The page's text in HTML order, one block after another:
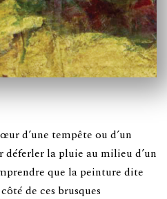
d’une tempête ou d’un
la pluie au milieu d’un
que la peinture dite
de ces brusques